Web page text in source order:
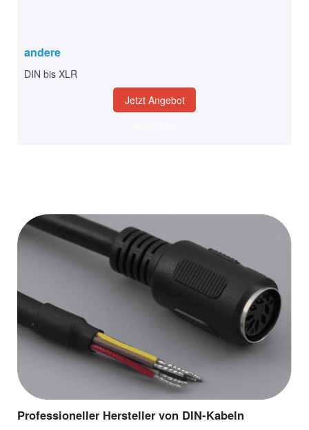
andere
DIN bis XLR
Jetzt Angebot
Professioneller Hersteller von DIN-Kabeln